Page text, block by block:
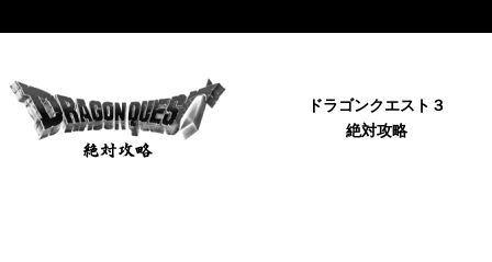
ドラゴンクエスト３
絶対攻略